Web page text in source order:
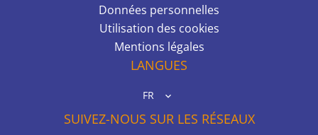
Données personnelles
Utilisation des cookies
Mentions légales
LANGUES
FR
SUIVEZ-NOUS SUR LES RÉSEAUX